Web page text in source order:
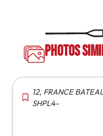
Photos
12, FRANCE
SHPL4-